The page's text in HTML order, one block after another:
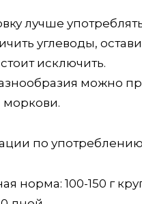
лучше
углеводы,
исключить.
можно
моркови.
по
норма: 100-150 г